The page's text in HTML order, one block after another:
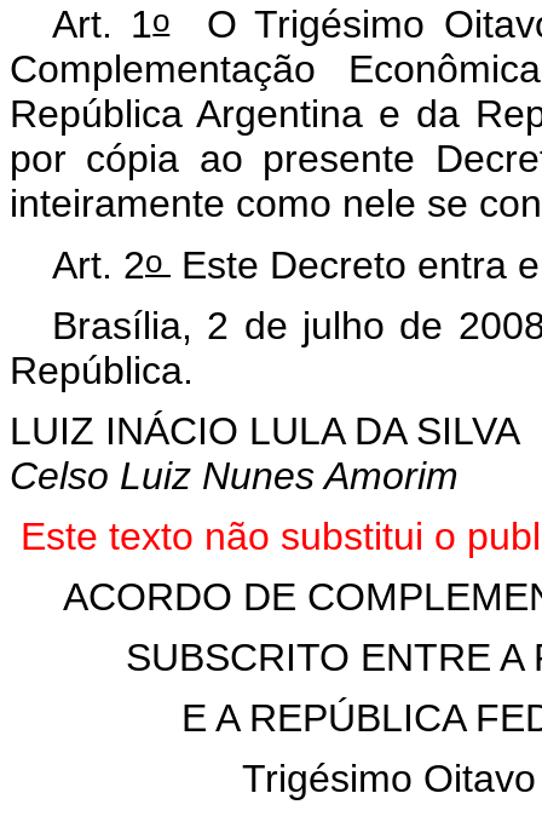
Art. 1oOTrigésimo
Complementação
República Argentina e da
por cópia ao presente
inteiramente como nele se
Art. 2o Este Decreto entra
Brasília, 2 de julho de
República.
LUIZ INÁCIO LULA DA SILVA
Celso Luiz Nunes Amorim
Este texto não substitui o
ACORDO DE
SUBSCRITO ENTRE A
E A REPÚBLICA
Trigésimo